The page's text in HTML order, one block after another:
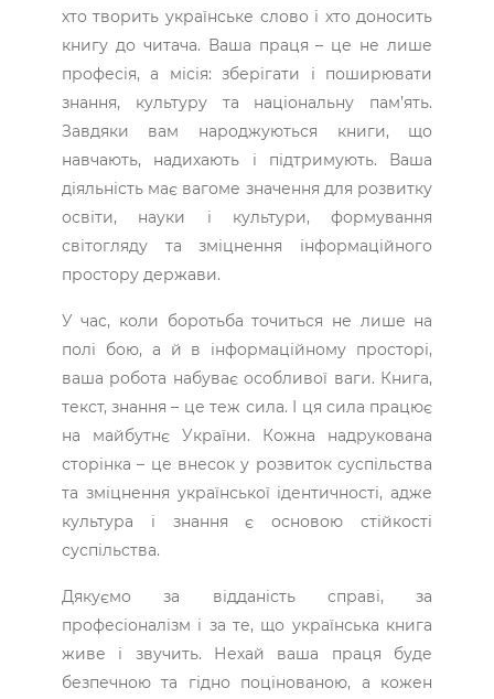
хто творить українське слово і хто доносить
книгу до читача. Ваша праця – це не лише
професія, а місія: зберігати і поширювати
знання, культуру та національну пам’ять.
Завдяки вам народжуються книги, що
навчають, надихають і підтримують. Ваша
діяльність має вагоме значення для розвитку
освіти, науки і культури, формування
світогляду та зміцнення інформаційного
простору держави.
У час, коли боротьба точиться не лише на
полі бою, а й в інформаційному просторі,
ваша робота набуває особливої ваги. Книга,
текст, знання – це теж сила. І ця сила працює
на майбутнє України. Кожна надрукована
сторінка – це внесок у розвиток суспільства
та зміцнення української ідентичності, адже
культура і знання є основою стійкості
суспільства.
Дякуємо за відданість справі, за
професіоналізм і за те, що українська книга
живе і звучить. Нехай ваша праця буде
безпечною та гідно поцінованою, а кожен